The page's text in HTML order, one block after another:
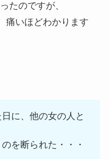
たのですが、
痛いほどわかります
に、他の女の人と
を断られた・・・